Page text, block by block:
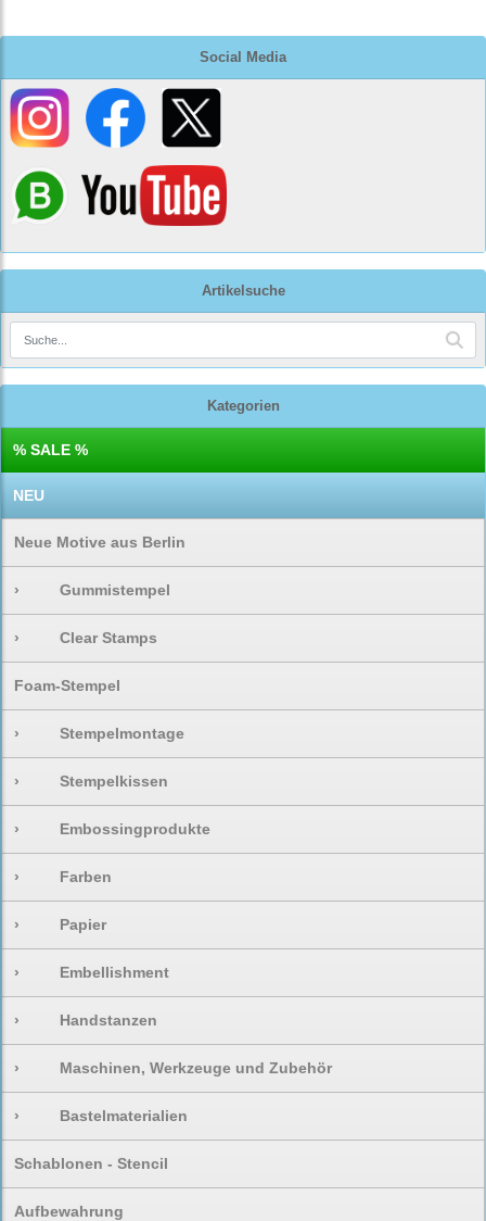
Social Media
Artikelsuche
Kategorien
% SALE %
NEU
Neue Motive aus Berlin
› Gummistempel
› Clear Stamps
Foam-Stempel
› Stempelmontage
› Stempelkissen
› Embossingprodukte
› Farben
› Papier
› Embellishment
› Handstanzen
› Maschinen, Werkzeuge und Zubehör
› Bastelmaterialien
Schablonen - Stencil
Aufbewahrung